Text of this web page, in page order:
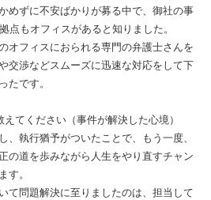
めずに不安ばかりが募る中で、御社の事
点もオフィスがあると知りました。
オフィスにおられる専門の弁護士さんを
交渉などスムーズに迅速な対応をして下
たです。
てください（事件が解決した心境）
、執行猶予がついたことで、もう一度、
の道を歩みながら人生をやり直すチャン
す。
て問題解決に至りましたのは、担当して